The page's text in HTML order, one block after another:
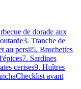
de dorade aux
3. Tranche de
au persil5. Brochettes
7. Sardines
cerises9. Huîtres
Checklist avant